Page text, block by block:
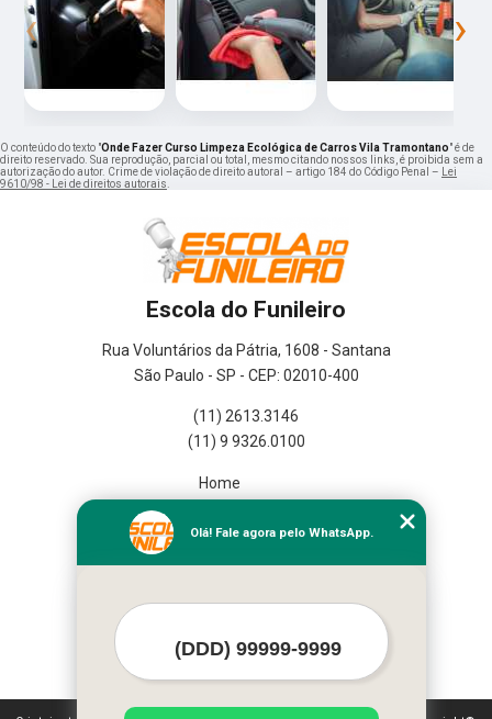
‹ ›
O conteúdo do texto "Onde Fazer Curso Limpeza Ecológica de Carros Vila Tramontano" é de
direito reservado. Sua reprodução, parcial ou total, mesmo citando nossos links, é proibida sem a
autorização do autor. Crime de violação de direito autoral – artigo 184 do Código Penal –
Lei
9610/98 - Lei de direitos autorais
Escola do Funileiro
Rua Voluntários da Pátria, 1608 - Santana
São Paulo - SP - CEP: 02010-400
(11) 2613.3146
(11) 9 9326.0100
Home
Missão
Mapa do site
Olá! Fale agora pelo WhatsApp.